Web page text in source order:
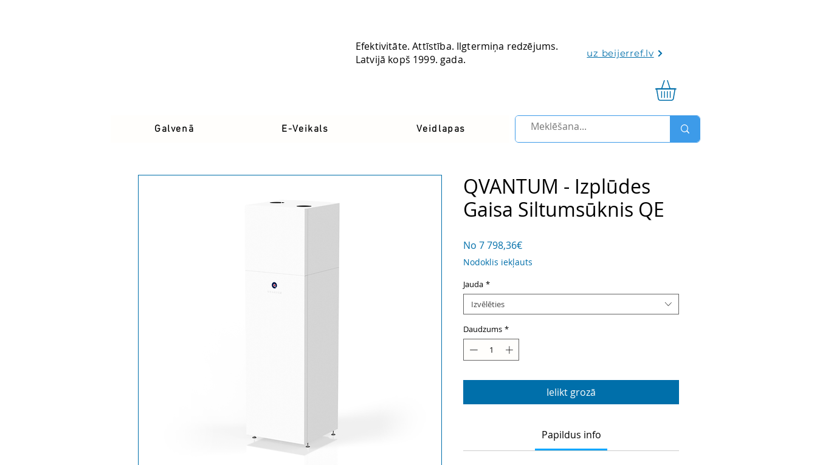
Latvia
Efektivitāte. Attīstība. Ilgtermiņa redzējums.
Latvijā kopš 1999. gada.
uz beijerref.lv
Galvenā E-Veikals Veidlapas
QVANTUM - Izplūdes
Gaisa Siltumsūknis QE
No 7 798,36€Izpārdošanas
cena
Nodoklis iekļauts
Jauda *
Izvēlēties
Daudzums *
Ielikt grozā
Papildus info